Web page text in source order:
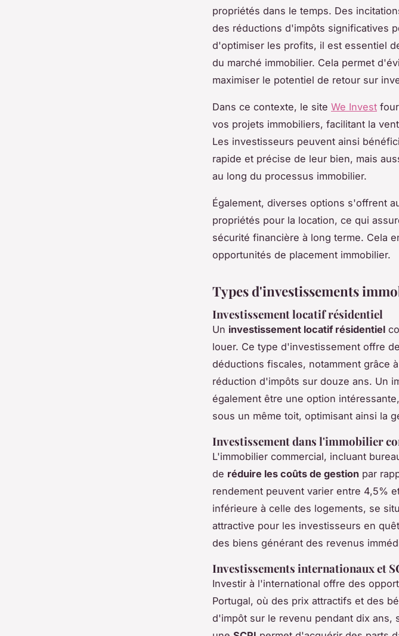
propriétés dans le temps. Des
des réductions d'impôts significatives
d'optimiser les profits, il est essentiel
du marché immobilier. Cela permet
maximiser le potentiel de retour sur
Dans ce contexte, le site We Invest
vos projets immobiliers, facilitant la
Les investisseurs peuvent ainsi
rapide et précise de leur bien, mais
au long du processus immobilier.
Également, diverses options s'offrent
propriétés pour la location, ce qui
sécurité financière à long terme. Cela
opportunités de placement immobilier.
Types d'investissements
Investissement locatif résidentiel
Un investissement locatif résidentiel
louer. Ce type d'investissement offre
déductions fiscales, notamment grâce
réduction d'impôts sur douze ans. Un
également être une option
sous un même toit, optimisant ainsi la
Investissement dans l'immobilier
L'immobilier commercial, incluant
de réduire les coûts de gestion par
rendement peuvent varier entre 4,5%
inférieure à celle des logements, se
attractive pour les investisseurs en
des biens générant des revenus
Investissements internationaux et
Investir à l'international offre des
Portugal, où des prix attractifs et des
d'impôt sur le revenu pendant dix ans,